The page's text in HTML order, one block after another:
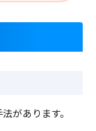
があります。